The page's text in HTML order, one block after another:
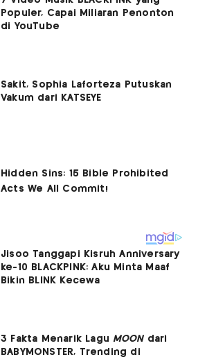
Populer, Capai Miliaran Penonton
di YouTube
Sakit, Sophia Laforteza Putuskan
Vakum dari KATSEYE
Jisoo Tanggapi Kisruh Anniversary
ke-10 BLACKPINK: Aku Minta Maaf
Bikin BLINK Kecewa
3 Fakta Menarik Lagu MOONdari
BABYMONSTER, Trending di